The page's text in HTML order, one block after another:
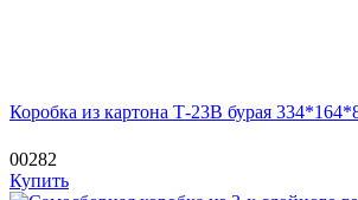
Коробка из картона Т-23В бурая
00282
Купить